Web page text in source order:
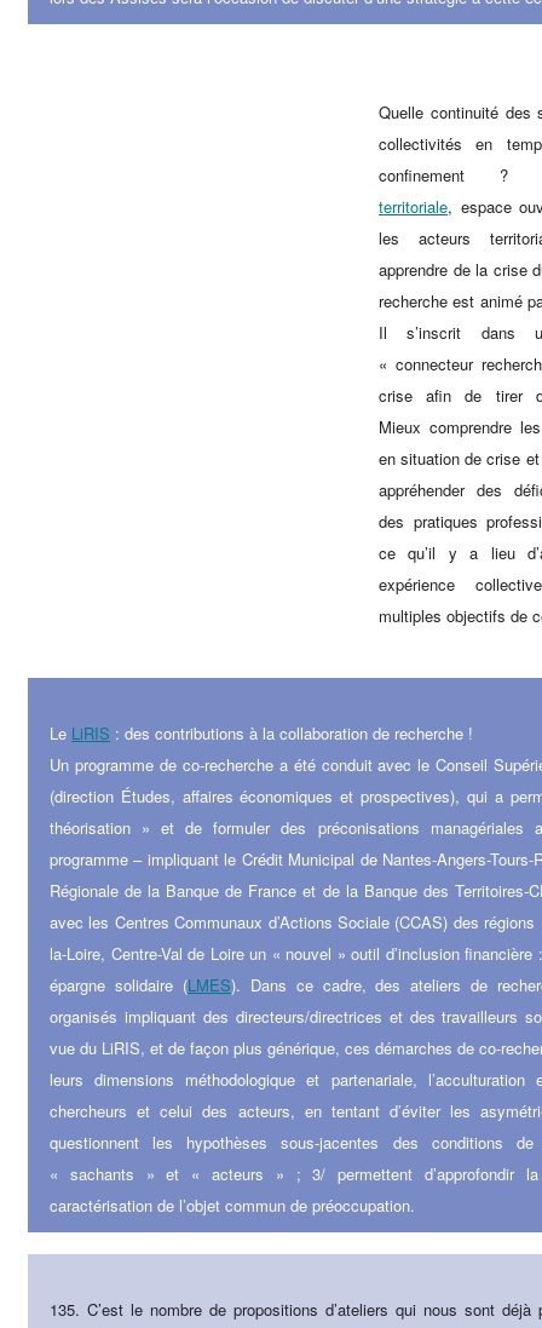
Quelle continuité des
collectivités en
confinement ?
territoriale, espace
les acteurs
apprendre de la crise
recherche est animé
Il s’inscrit dans
« connecteur
crise afin de tirer
Mieux comprendre
en situation de crise
appréhender des
des pratiques
ce qu’il y a lieu
expérience
multiples objectifs de
Le LiRIS : des contributions à la collaboration de recherche !
Un programme de co-recherche a été conduit avec le Conseil
(direction Études, affaires économiques et prospectives), qui a
théorisation » et de formuler des préconisations managériales
programme – impliquant le Crédit Municipal de Nantes-Angers-Tours-
Régionale de la Banque de France et de la Banque des Territoires-
avec les Centres Communaux d’Actions Sociale (CCAS) des
la-Loire, Centre-Val de Loire un « nouvel » outil d’inclusion
épargne solidaire (LMES). Dans ce cadre, des ateliers de
organisés impliquant des directeurs/directrices et des travailleurs
vue du LiRIS, et de façon plus générique, ces démarches de co-
leurs dimensions méthodologique et partenariale, l’acculturation
chercheurs et celui des acteurs, en tentant d’éviter les
questionnent les hypothèses sous-jacentes des conditions de
« sachants » et « acteurs » ; 3/ permettent d’approfondir
caractérisation de l’objet commun de préoccupation.
135. C’est le nombre de propositions d’ateliers qui nous sont déjà